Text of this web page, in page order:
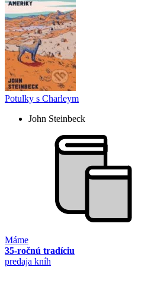
Potulky s Charleym
John Steinbeck
Máme
35-ročnú tradíciu
predaja kníh